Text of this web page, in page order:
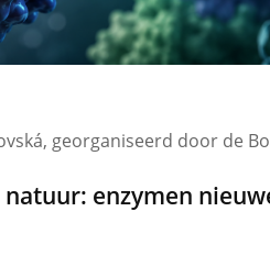
georganiseerd door de
enzymen